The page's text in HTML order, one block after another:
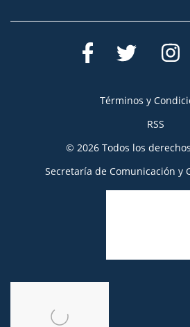
Términos y
RSS
© 2026 Todos los
Secretaría de Comunicación y